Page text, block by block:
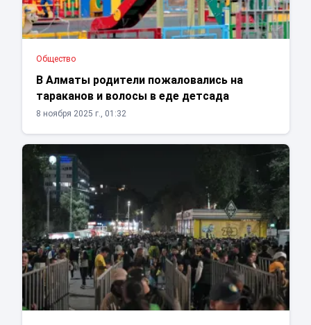
Общество
В Алматы родители пожаловались на
тараканов и волосы в еде детсада
8 ноября 2025 г., 01:32